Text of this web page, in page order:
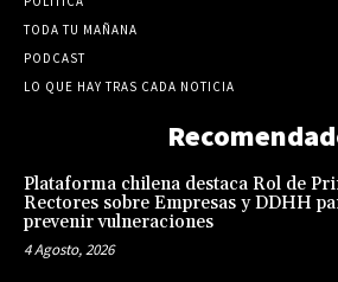
TODA TU MAÑANA
PODCAST
LO QUE HAY TRAS CADA NOTICIA
Plataforma chilena destaca Rol de
Rectores sobre Empresas y DDHH
prevenir vulneraciones
4 Agosto, 2026